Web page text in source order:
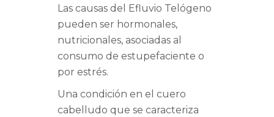
Las causas del Efluvio Telógeno
pueden ser hormonales,
nutricionales, asociadas al
consumo de estupefaciente o
por estrés.
Una condición en el cuero
cabelludo que se caracteriza